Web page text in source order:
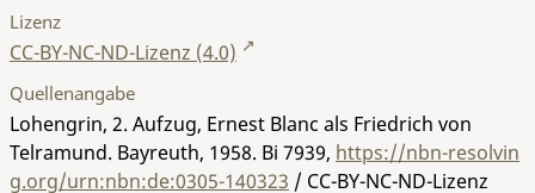
Lizenz
CC-BY-NC-ND-Lizenz (4.0)
Quellenangabe
Lohengrin, 2. Aufzug, Ernest Blanc als Friedrich von
Telramund. Bayreuth, 1958. Bi 7939, https://nbn-resolvin
g.org/urn:nbn:de:0305-140323 / CC-BY-NC-ND-Lizenz